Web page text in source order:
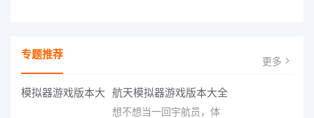
专题推荐 更多
航天模拟器游戏版本大全
想不想当一回宇航员，体